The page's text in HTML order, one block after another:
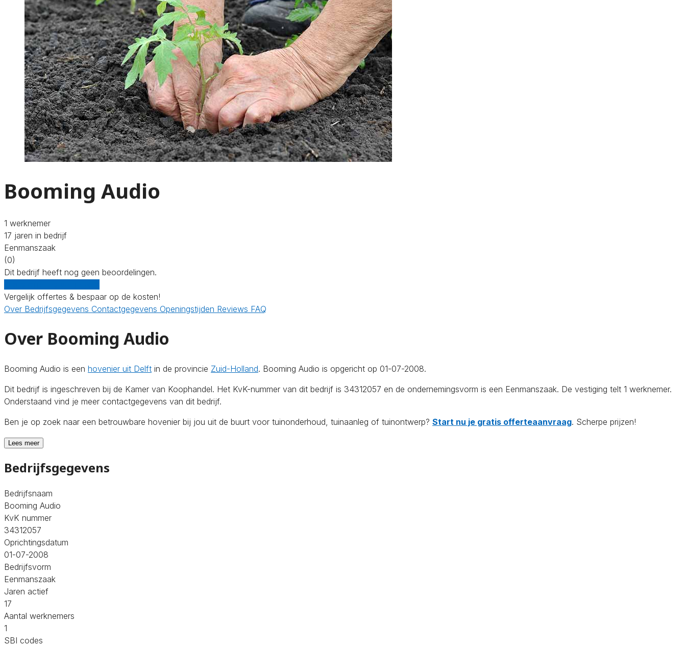
Booming Audio
1 werknemer
17 jaren in bedrijf
Eenmanszaak
(0)
Dit bedrijf heeft nog geen beoordelingen.
Vergelijk offertes & bespaar op de kosten!
Over Bedrijfsgegevens Contactgegevens Openingstijden Reviews FAQ
Over Booming Audio
Booming Audio is een hovenier uit Delft in de provincie Zuid-Holland. Booming Audio is opgericht op 01-07-2008.
Dit bedrijf is ingeschreven bij de Kamer van Koophandel. Het KvK-nummer van dit bedrijf is 34312057 en de ondernemingsvorm is een Eenmanszaak. De vestiging telt 1 werknemer.
Onderstaand vind je meer contactgegevens van dit bedrijf.
Ben je op zoek naar een betrouwbare hovenier bij jou uit de buurt voor tuinonderhoud, tuinaanleg of tuinontwerp? Start nu je gratis offerteaanvraag. Scherpe prijzen!
Lees meer
Bedrijfsgegevens
Bedrijfsnaam
Booming Audio
KvK nummer
34312057
Oprichtingsdatum
01-07-2008
Bedrijfsvorm
Eenmanszaak
Jaren actief
17
Aantal werknemers
1
SBI codes